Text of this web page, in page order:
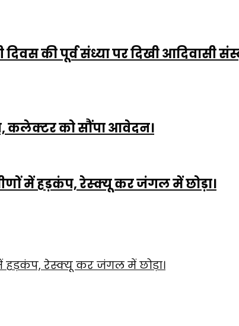
दिवस की पूर्व संध्या पर दिखी आदिवासी
कलेक्टर को सौंपा आवेदन।
में हड़कंप, रेस्क्यू कर जंगल में छोड़ा।
में हड़कंप, रेस्क्यू कर जंगल में छोड़ा।